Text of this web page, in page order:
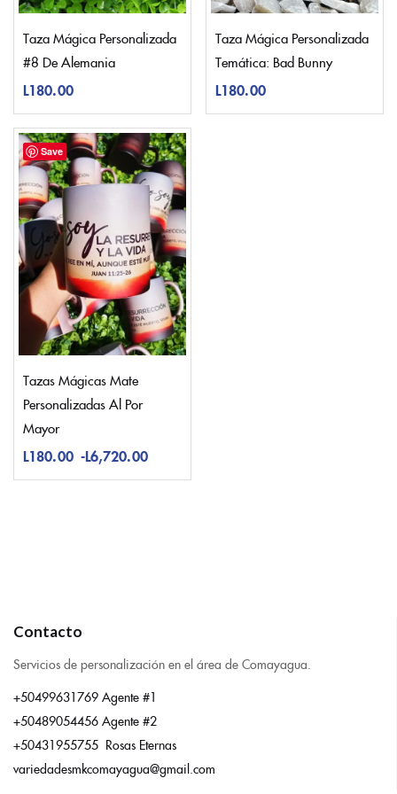
Taza Mágica Personalizada
#8 De Alemania
L180.00
Taza Mágica Personalizada
Temática: Bad Bunny
L180.00
Save
Tazas Mágicas Mate
Personalizadas Al Por
Mayor
L180.00 -L6,720.00
Contacto
Servicios de personalización en el área de Comayagua.
+50499631769 Agente #1
+50489054456 Agente #2
+50431955755 Rosas Eternas
variedadesmkcomayagua@gmail.com